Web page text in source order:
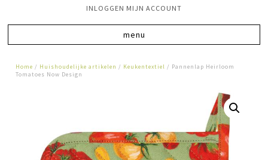
INLOGGEN MIJN ACCOUNT
Home / Huishoudelijke artikelen / Keukentextiel / Pannenlap Heirloom
Tomatoes Now Design